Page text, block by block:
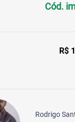
Cód.
R$
Rodrigo